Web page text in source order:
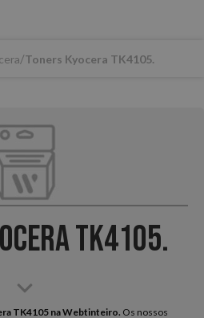
Toners Kyocera TK4105.
TK4105.
TK4105 na Webtinteiro. Os nossos